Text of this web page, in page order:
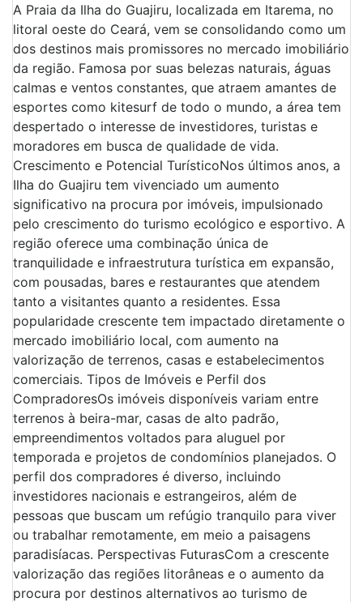
A Praia da Ilha do Guajiru, localizada em Itarema, no
litoral oeste do Ceará, vem se consolidando como um
dos destinos mais promissores no mercado imobiliário
da região. Famosa por suas belezas naturais, águas
calmas e ventos constantes, que atraem amantes de
esportes como kitesurf de todo o mundo, a área tem
despertado o interesse de investidores, turistas e
moradores em busca de qualidade de vida.
Crescimento e Potencial TurísticoNos últimos anos, a
Ilha do Guajiru tem vivenciado um aumento
significativo na procura por imóveis, impulsionado
pelo crescimento do turismo ecológico e esportivo. A
região oferece uma combinação única de
tranquilidade e infraestrutura turística em expansão,
com pousadas, bares e restaurantes que atendem
tanto a visitantes quanto a residentes. Essa
popularidade crescente tem impactado diretamente o
mercado imobiliário local, com aumento na
valorização de terrenos, casas e estabelecimentos
comerciais. Tipos de Imóveis e Perfil dos
CompradoresOs imóveis disponíveis variam entre
terrenos à beira-mar, casas de alto padrão,
empreendimentos voltados para aluguel por
temporada e projetos de condomínios planejados. O
perfil dos compradores é diverso, incluindo
investidores nacionais e estrangeiros, além de
pessoas que buscam um refúgio tranquilo para viver
ou trabalhar remotamente, em meio a paisagens
paradisíacas. Perspectivas FuturasCom a crescente
valorização das regiões litorâneas e o aumento da
procura por destinos alternativos ao turismo de